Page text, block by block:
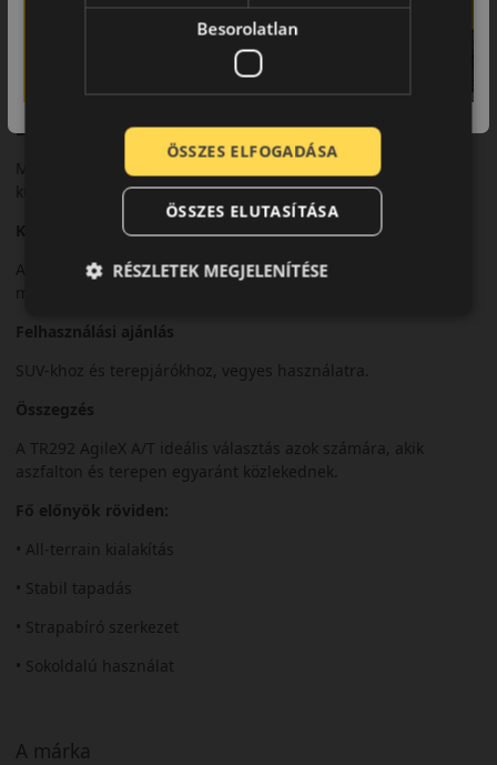
All-terrain futófelületi mintázata stabil tapadást biztosít
aszfalton és könnyebb terepen is.
Biztonsági jellemzők
Megbízható irányíthatóság és stabil fékezési teljesítmény
különböző útviszonyok között.
Komfort és zajszint
A terepabroncsokhoz képest kiegyensúlyozott zajszint és
megfelelő menetkomfort.
Felhasználási ajánlás
SUV-khoz és terepjárókhoz, vegyes használatra.
Összegzés
A TR292 AgileX A/T ideális választás azok számára, akik
aszfalton és terepen egyaránt közlekednek.
Fő előnyök röviden:
• All-terrain kialakítás
• Stabil tapadás
• Strapabíró szerkezet
• Sokoldalú használat
A márka
Besorolatlan
ÖSSZES ELFOGADÁSA
ÖSSZES ELUTASÍTÁSA
RÉSZLETEK MEGJELENÍTÉSE